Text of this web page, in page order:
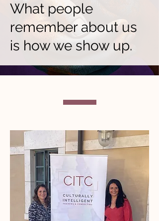
What people
remember about us
is how we show up.